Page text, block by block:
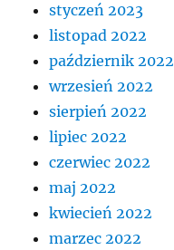
styczeń 2023
listopad 2022
październik 2022
wrzesień 2022
sierpień 2022
lipiec 2022
czerwiec 2022
maj 2022
kwiecień 2022
marzec 2022